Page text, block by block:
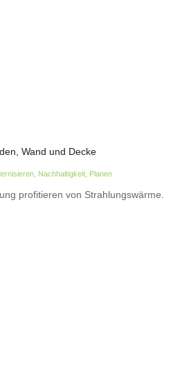
Wand und Decke
Nachhaltigkeit Planen
profitieren von Strahlungswärme.